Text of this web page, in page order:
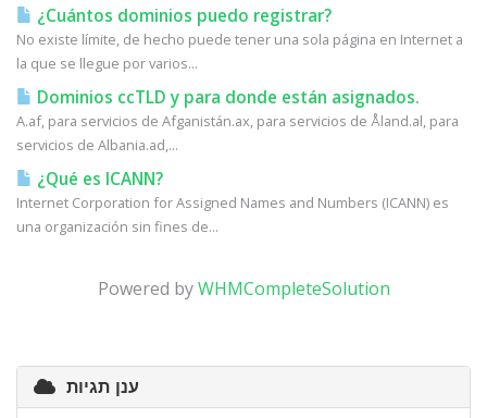
¿Cuántos dominios puedo registrar?
No existe límite, de hecho puede tener una sola página en Internet a
la que se llegue por varios...
Dominios ccTLD y para donde están asignados.
A.af, para servicios de Afganistán.ax, para servicios de Åland.al, para
servicios de Albania.ad,...
¿Qué es ICANN?
Internet Corporation for Assigned Names and Numbers (ICANN) es
una organización sin fines de...
Powered byWHMCompleteSolution
ענן תגיות